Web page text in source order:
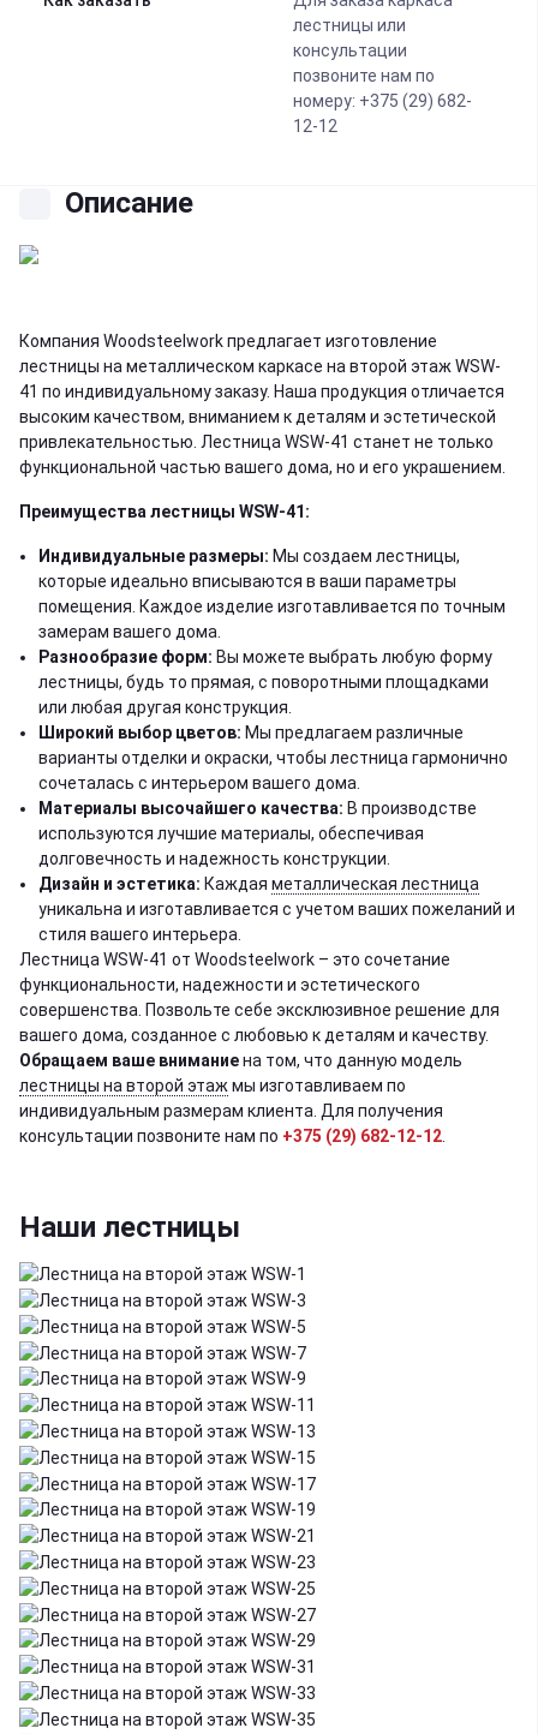
лестницы или
консультации
позвоните нам по
номеру: +375 (29) 682-
12-12
Описание
Компания Woodsteelwork предлагает изготовление
лестницы на металлическом каркасе на второй этаж WSW-
41 по индивидуальному заказу. Наша продукция отличается
высоким качеством, вниманием к деталям и эстетической
привлекательностью. Лестница WSW-41 станет не только
функциональной частью вашего дома, но и его украшением.
Преимущества лестницы WSW-41:
Индивидуальные размеры: Мы создаем лестницы,
которые идеально вписываются в ваши параметры
помещения. Каждое изделие изготавливается по точным
замерам вашего дома.
Разнообразие форм: Вы можете выбрать любую форму
лестницы, будь то прямая, с поворотными площадками
или любая другая конструкция.
Широкий выбор цветов: Мы предлагаем различные
варианты отделки и окраски, чтобы лестница гармонично
сочеталась с интерьером вашего дома.
Материалы высочайшего качества: В производстве
используются лучшие материалы, обеспечивая
долговечность и надежность конструкции.
Дизайн и эстетика: Каждая металлическая лестница
уникальна и изготавливается с учетом ваших пожеланий и
стиля вашего интерьера.
Лестница WSW-41 от Woodsteelwork – это сочетание
функциональности, надежности и эстетического
совершенства. Позвольте себе эксклюзивное решение для
вашего дома, созданное с любовью к деталям и качеству.
Обращаем ваше вниманиена том, что данную модель
лестницы на второй этажмы изготавливаем по
индивидуальным размерам клиента. Для получения
консультации позвоните нам по +375 (29) 682-12-12.
Наши лестницы